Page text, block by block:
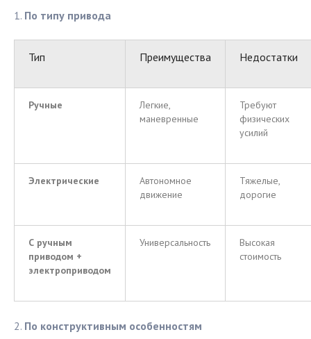
По типу привода
Тип Преимущества Недостатки
Ручные
Легкие,
маневренные
Требуют
физических
усилий
Электрические
Автономное
движение
Тяжелые,
дорогие
С ручным
приводом +
электроприводом
Универсальность
Высокая
стоимость
По конструктивным особенностям